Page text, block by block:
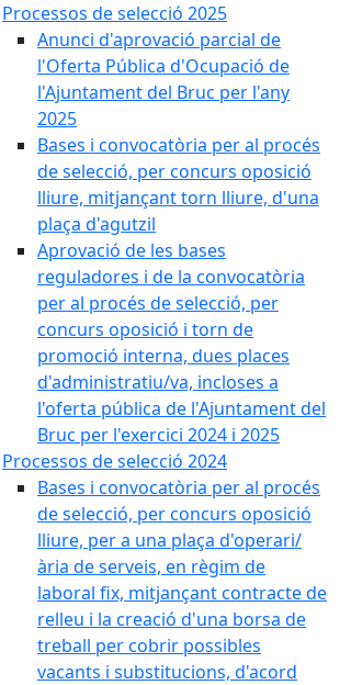
Processos de selecció 2025
Anunci d'aprovació parcial de
l'Oferta Pública d'Ocupació de
l'Ajuntament del Bruc per l'any
2025
Bases i convocatòria per al procés
de selecció, per concurs oposició
lliure, mitjançant torn lliure, d'una
plaça d'agutzil
Aprovació de les bases
reguladores i de la convocatòria
per al procés de selecció, per
concurs oposició i torn de
promoció interna, dues places
d'administratiu/va, incloses a
l'oferta pública de l'Ajuntament del
Bruc per l'exercici 2024 i 2025
Processos de selecció 2024
Bases i convocatòria per al procés
de selecció, per concurs oposició
lliure, per a una plaça d'operari/
ària de serveis, en règim de
laboral fix, mitjançant contracte de
relleu i la creació d'una borsa de
treball per cobrir possibles
vacants i substitucions, d'acord